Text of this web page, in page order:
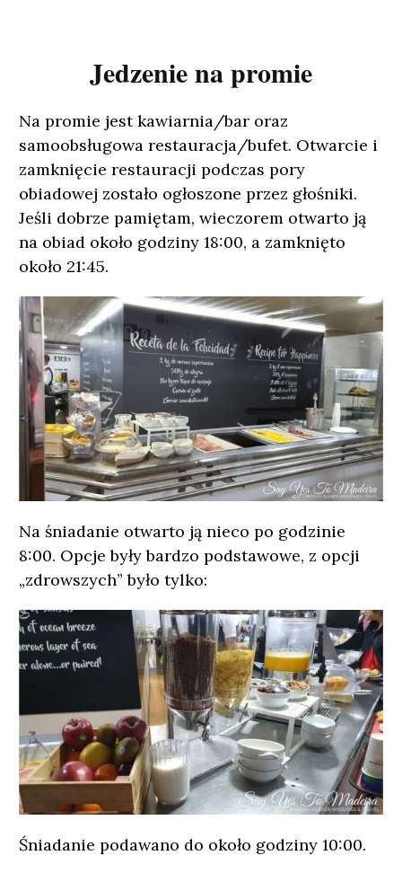
Jedzenie na promie
Na promie jest kawiarnia/bar oraz
samoobsługowa restauracja/bufet. Otwarcie i
zamknięcie restauracji podczas pory
obiadowej zostało ogłoszone przez głośniki.
Jeśli dobrze pamiętam, wieczorem otwarto ją
na obiad około godziny 18:00, a zamknięto
około 21:45.
Na śniadanie otwarto ją nieco po godzinie
8:00. Opcje były bardzo podstawowe, z opcji
„zdrowszych” było tylko:
Śniadanie podawano do około godziny 10:00.